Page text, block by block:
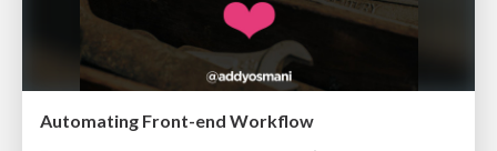
Automating Front-end Workflow